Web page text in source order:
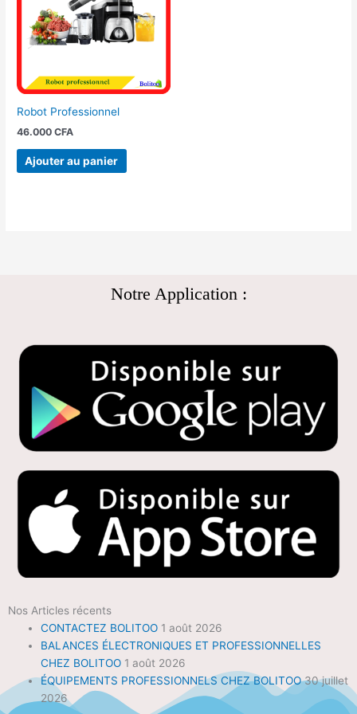
Robot Professionnel
46.000CFA
Ajouter au panier
Notre Application :
Nos Articles récents
CONTACTEZ BOLITOO 1 août 2026
BALANCES ÉLECTRONIQUES ET PROFESSIONNELLES
CHEZ BOLITOO 1 août 2026
ÉQUIPEMENTS PROFESSIONNELS CHEZ BOLITOO 30 juillet
2026